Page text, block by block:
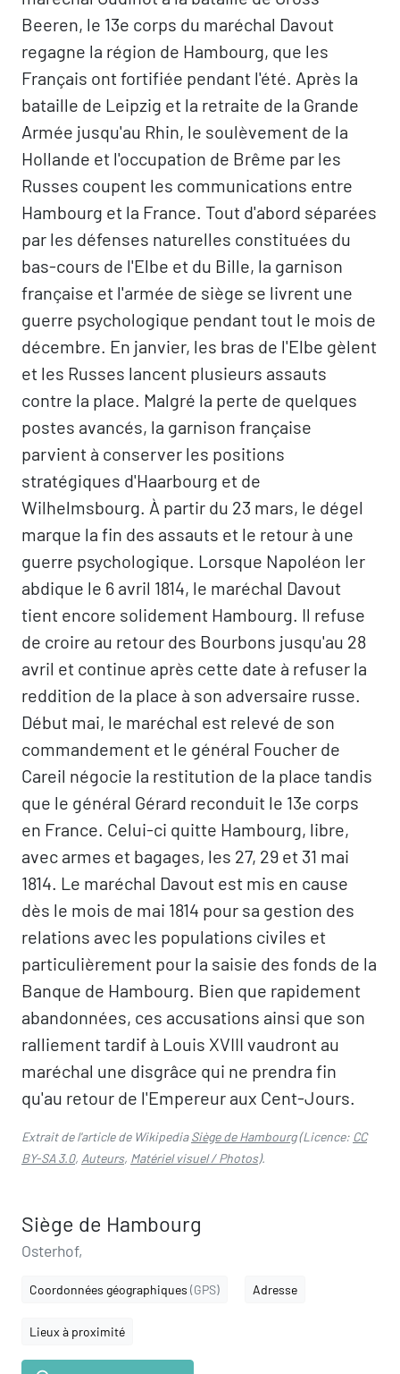
Beeren, le 13e corps du maréchal Davout
regagne la région de Hambourg, que les
Français ont fortifiée pendant l'été. Après la
bataille de Leipzig et la retraite de la Grande
Armée jusqu'au Rhin, le soulèvement de la
Hollande et l'occupation de Brême par les
Russes coupent les communications entre
Hambourg et la France. Tout d'abord séparées
par les défenses naturelles constituées du
bas-cours de l'Elbe et du Bille, la garnison
française et l'armée de siège se livrent une
guerre psychologique pendant tout le mois de
décembre. En janvier, les bras de l'Elbe gèlent
et les Russes lancent plusieurs assauts
contre la place. Malgré la perte de quelques
postes avancés, la garnison française
parvient à conserver les positions
stratégiques d'Haarbourg et de
Wilhelmsbourg. À partir du 23 mars, le dégel
marque la fin des assauts et le retour à une
guerre psychologique. Lorsque Napoléon Ier
abdique le 6 avril 1814, le maréchal Davout
tient encore solidement Hambourg. Il refuse
de croire au retour des Bourbons jusqu'au 28
avril et continue après cette date à refuser la
reddition de la place à son adversaire russe.
Début mai, le maréchal est relevé de son
commandement et le général Foucher de
Careil négocie la restitution de la place tandis
que le général Gérard reconduit le 13e corps
en France. Celui-ci quitte Hambourg, libre,
avec armes et bagages, les 27, 29 et 31 mai
1814. Le maréchal Davout est mis en cause
dès le mois de mai 1814 pour sa gestion des
relations avec les populations civiles et
particulièrement pour la saisie des fonds de la
Banque de Hambourg. Bien que rapidement
abandonnées, ces accusations ainsi que son
ralliement tardif à Louis XVIII vaudront au
maréchal une disgrâce qui ne prendra fin
qu'au retour de l'Empereur aux Cent-Jours.
Extrait de l'article de WikipediaSiège de Hambourg(Licence: CC
BY-SA 3.0, Auteurs, Matériel visuel / Photos).
Siège de Hambourg
Osterhof,
Coordonnées géographiques (GPS) Adresse
Lieux à proximité